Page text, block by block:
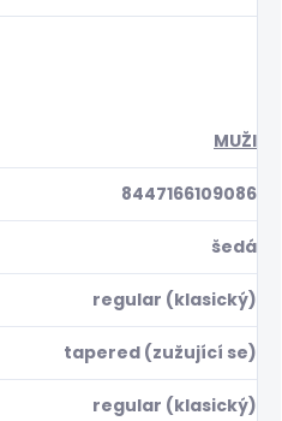
MUŽI
8447166109086
šedá
regular (klasický)
tapered (zužující se)
regular (klasický)